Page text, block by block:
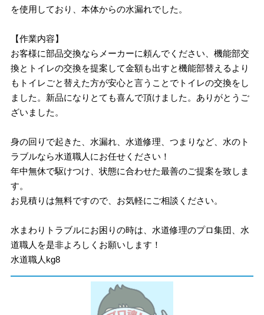
を使用しており、本体からの水漏れでした。
【作業内容】
お客様に部品交換ならメーカーに頼んでください、機能部交
換とトイレの交換を提案して金額も出すと機能部替えるより
もトイレごと替えた方が安心と言うことでトイレの交換をし
ました。新品になりとても喜んで頂けました。ありがとうご
ざいました。
身の回りで起きた、水漏れ、水道修理、つまりなど、水のト
ラブルなら水道職人にお任せください！
年中無休で駆けつけ、状態に合わせた最善のご提案を致しま
す。
お見積りは無料ですので、お気軽にご相談ください。
水まわりトラブルにお困りの時は、水道修理のプロ集団、水
道職人を是非よろしくお願いします！
水道職人kg8